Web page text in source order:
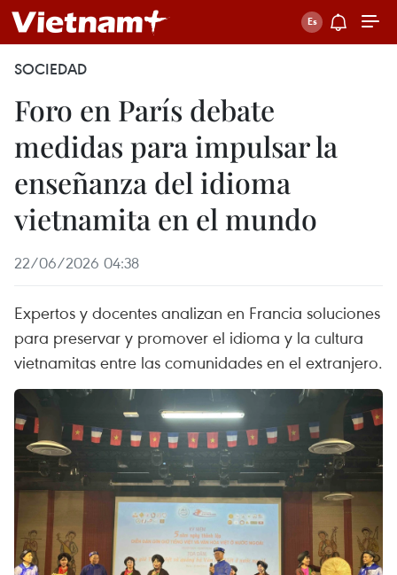
SOCIEDAD
Foro en París debate
medidas para impulsar la
enseñanza del idioma
vietnamita en el mundo
22/06/2026 04:38
Expertos y docentes analizan en Francia soluciones
para preservar y promover el idioma y la cultura
vietnamitas entre las comunidades en el extranjero.